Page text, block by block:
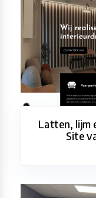
Latten, lijm
Site